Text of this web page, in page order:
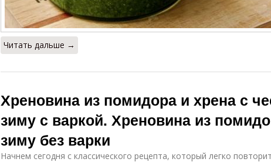
Читать дальше →
Хреновина из помидора и хрена с
зиму с варкой. Хреновина из
зиму без варки
Начнем сегодня с классического рецепта, который легко